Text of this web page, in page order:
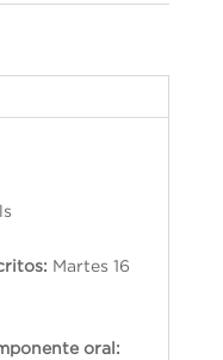
Martes 16
2025
oral: